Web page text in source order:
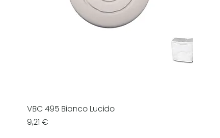
VBC 495 Bianco Lucido
Prezzo
9,21 €